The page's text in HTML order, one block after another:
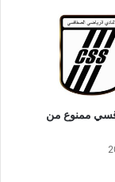
ممنوع من